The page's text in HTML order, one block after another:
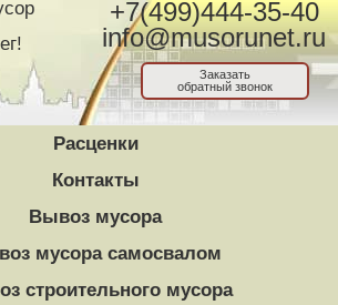
+7(499)444-35-40
info@musorunet.ru
Заказать
обратный звонок
Расценки
Контакты
Вывоз мусора
мусора самосвалом
строительного мусора